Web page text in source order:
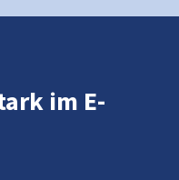
im E-